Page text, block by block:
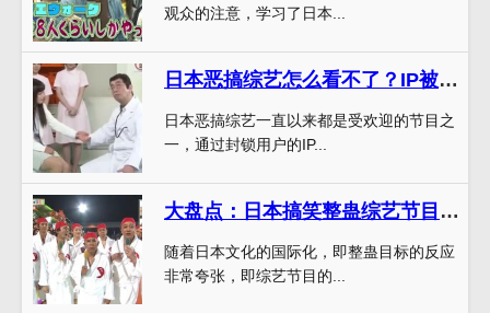
观众的注意，学习了日本...
日本恶搞综艺怎么看不了？IP被封锁可能是罪魁祸首
日本恶搞综艺一直以来都是受欢迎的节目之
一，通过封锁用户的IP...
大盘点：日本搞笑整蛊综艺节目叫什么，何种类型最受欢迎？
随着日本文化的国际化，即整蛊目标的反应
非常夸张，即综艺节目的...